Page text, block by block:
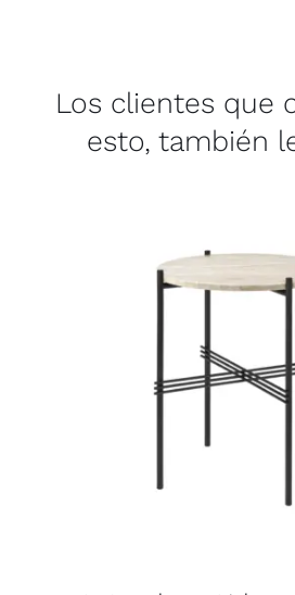
Los clientes que
esto, también